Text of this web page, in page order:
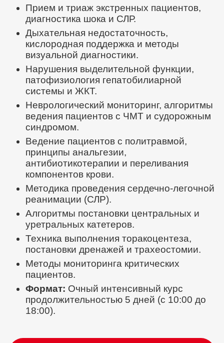
Прием и триаж экстренных пациентов,
диагностика шока и СЛР.
Дыхательная недостаточность,
кислородная поддержка и методы
визуальной диагностики.
Нарушения выделительной функции,
патофизиология гепатобилиарной
системы и ЖКТ.
Неврологический мониторинг, алгоритмы
ведения пациентов с ЧМТ и судорожным
синдромом.
Ведение пациентов с политравмой,
принципы анальгезии,
антибиотикотерапии и переливания
компонентов крови.
Методика проведения сердечно-легочной
реанимации (СЛР).
Алгоритмы постановки центральных и
уретральных катетеров.
Техника выполнения торакоцентеза,
постановки дренажей и трахеостомии.
Методы мониторинга критических
пациентов.
Формат: Очный интенсивный курс
продолжительностью 5 дней (с 10:00 до
18:00).